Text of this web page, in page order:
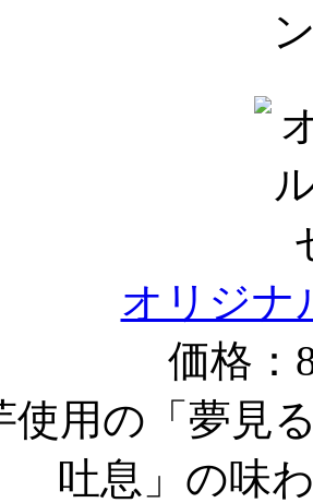
オリジナ
価格：
使用の「夢見
吐息」の味